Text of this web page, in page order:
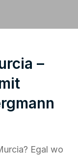
–
Egal wo